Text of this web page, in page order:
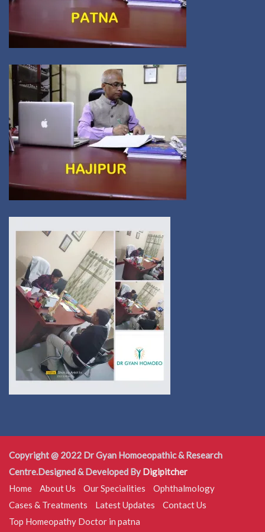
Copyright @ 2022 Dr Gyan Homoeopathic & Research
Centre.Designed & Developed By Digipitcher
Home
About Us Our Specialities
Ophthalmology
Cases & Treatments
Latest Updates
Contact Us
Top Homeopathy Doctor in patna